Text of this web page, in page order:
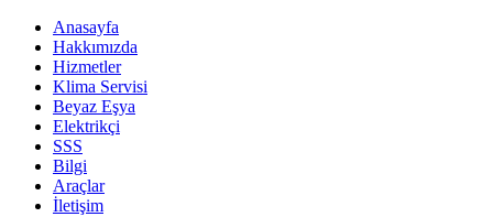
Anasayfa
Hakkımızda
Hizmetler
Klima Servisi
Beyaz Eşya
Elektrikçi
SSS
Bilgi
Araçlar
İletişim